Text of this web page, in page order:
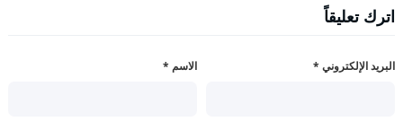
اترك تعليقاً
الاسم * البريد الإلكتروني *